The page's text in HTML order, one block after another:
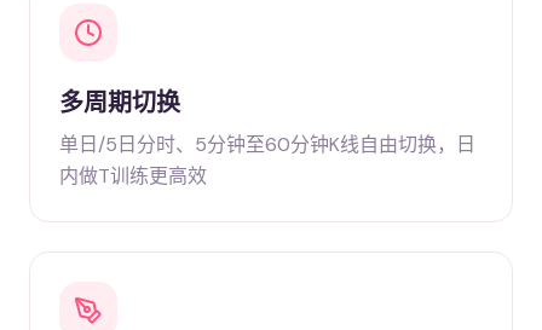
多周期切换
单日/5日分时、5分钟至60分钟K线自由切换，日
内做T训练更高效